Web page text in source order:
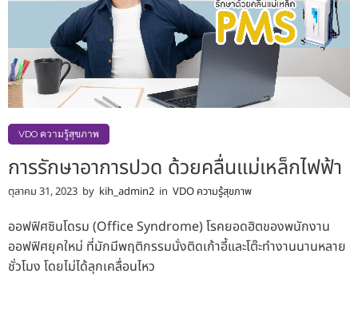
VDO ความรู้สุขภาพ
การรักษาอาการปวด ด้วยคลื่นแม่เหล็กไฟฟ้า
ตุลาคม 31, 2023 by kih_admin2 in VDO ความรู้สุขภาพ
ออฟฟิศซินโดรม (Office Syndrome) โรคยอดฮิตของพนักงาน
ออฟฟิศยุคใหม่ ที่มักมีพฤติกรรมนั่งติดเก้าอี้และโต๊ะทำงานนานหลาย
ชั่วโมง โดยไม่ได้ลุกเคลื่อนไหว